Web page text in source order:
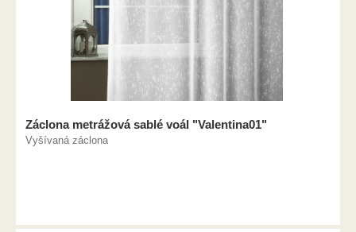
Záclona metrážová sablé voál "Valentina01"
Vyšívaná záclona